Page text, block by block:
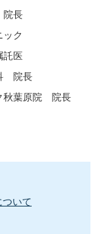
院長
ック
託医
院長
秋葉原院 院長
ついて